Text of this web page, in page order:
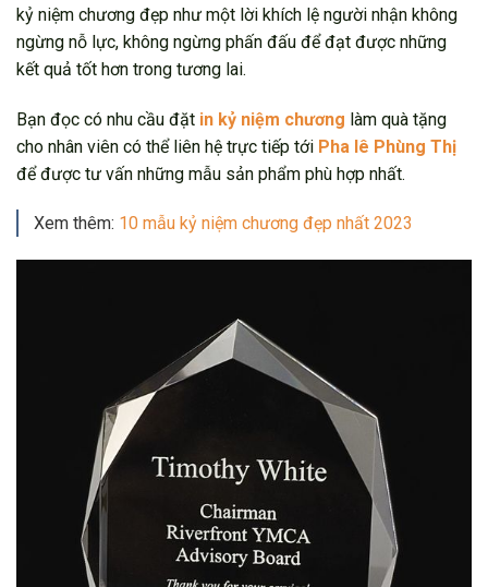
kỷ niệm chương đẹp như một lời khích lệ người nhận không
ngừng nỗ lực, không ngừng phấn đấu để đạt được những
kết quả tốt hơn trong tương lai.
Bạn đọc có nhu cầu đặt in kỷ niệm chương làm quà tặng
cho nhân viên có thể liên hệ trực tiếp tới Pha lê Phùng Thị
để được tư vấn những mẫu sản phẩm phù hợp nhất.
Xem thêm: 10 mẫu kỷ niệm chương đẹp nhất 2023